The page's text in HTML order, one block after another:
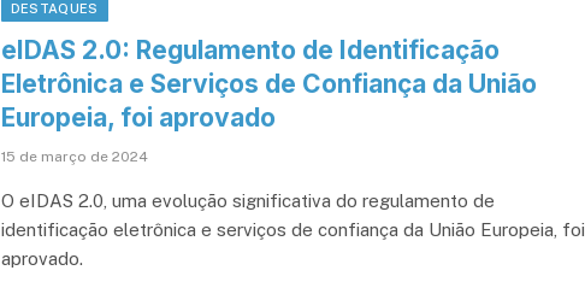
DESTAQUES
eIDAS 2.0: Regulamento de Identificação
Eletrônica e Serviços de Confiança da União
Europeia, foi aprovado
15 de março de 2024
O eIDAS 2.0, uma evolução significativa do regulamento de
identificação eletrônica e serviços de confiança da União Europeia, foi
aprovado.